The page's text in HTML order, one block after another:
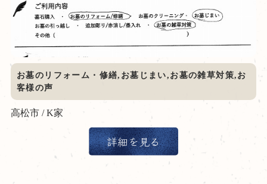
お墓のリフォーム・修繕,お墓じまい,お墓の雑草対策,お
客様の声
高松市 / K家
詳細を見る